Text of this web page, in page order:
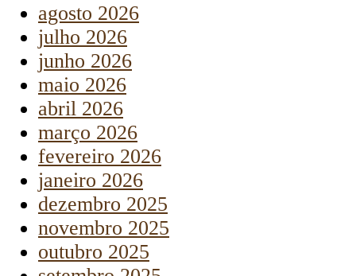
agosto 2026
julho 2026
junho 2026
maio 2026
abril 2026
março 2026
fevereiro 2026
janeiro 2026
dezembro 2025
novembro 2025
outubro 2025